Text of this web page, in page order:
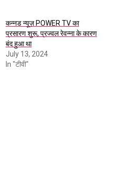
कन्नड न्यूज़ POWER TV का
प्रसारण शुरू, प्रज्वल रेवन्ना के कारण
बंद हुआ था
July 13, 2024
In "टीवी"